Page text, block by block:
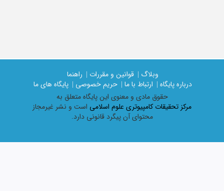
وبلاگ | قوانین و مقررات |
راهنما
درباره پایگاه |
ارتباط با ما | حریم خصوصی |
پایگاه های ما
حقوق مادی و معنوی اين پايگاه متعلق به
مرکز تحقیقات کامپیوتری علوم اسلامی است و نشر غیرمجاز
محتوای آن پیگرد قانونی دارد.